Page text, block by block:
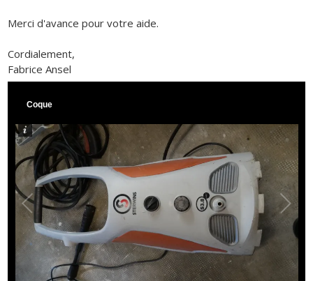
Merci d'avance pour votre aide.
Cordialement,
Fabrice Ansel
Coque